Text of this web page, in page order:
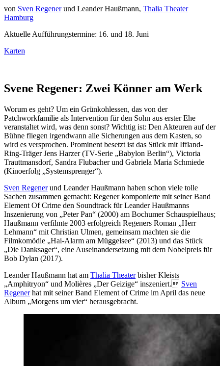
von Sven Regenerund Leander Haußmann, Thalia Theater
Hamburg
Aktuelle Aufführungstermine: 16. und 18. Juni
Karten
Svene Regener: Zwei Könner am Werk
Worum es geht? Um ein Grünkohlessen, das von der
Patchworkfamilie als Intervention für den Sohn aus erster Ehe
veranstaltet wird, was denn sonst? Wichtig ist: Den Akteuren auf der
Bühne fliegen irgendwann alle Sicherungen aus dem Kasten, so
wird es versprochen. Prominent besetzt ist das Stück mit Iffland-
Ring-Träger Jens Harzer (TV-Serie „Babylon Berlin“), Victoria
Trauttmansdorf, Sandra Flubacher und Gabriela Maria Schmiede
(Kinoerfolg „Systemsprenger“).
Sven Regenerund Leander Haußmann haben schon viele tolle
Sachen zusammen gemacht: Regener komponierte mit seiner Band
Element Of Crime den Soundtrack für Leander Haußmanns
Inszenierung von „Peter Pan“ (2000) am Bochumer Schauspielhaus;
Haußmann verfilmte 2003 erfolgreich Regeners Roman „Herr
Lehmann“ mit Christian Ulmen, gemeinsam machten sie die
Filmkomödie „Hai-Alarm am Müggelsee“ (2013) und das Stück
„Die Danksager“, eine Auseinandersetzung mit dem Nobelpreis für
Bob Dylan (2017).
Leander Haußmann hat am Thalia Theaterbisher Kleists
„Amphitryon“ und Molières „Der Geizige“ inszeniert. Sven
Regenerhat mit seiner Band Element of Crime im April das neue
Album „Morgens um vier“ herausgebracht.